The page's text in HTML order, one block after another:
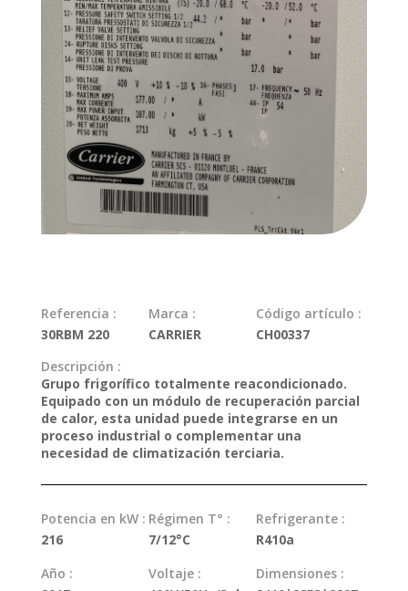
Referencia :
30RBM 220
Marca :
CARRIER
Código artículo :
CH00337
Descripción :
Grupo frigorífico totalmente reacondicionado.
Equipado con un módulo de recuperación parcial
de calor, esta unidad puede integrarse en un
proceso industrial o complementar una
necesidad de climatización terciaria.
Potencia en kW :
216
Régimen T° :
7/12°C
Refrigerante :
R410a
Año :
Voltaje :
Dimensiones :